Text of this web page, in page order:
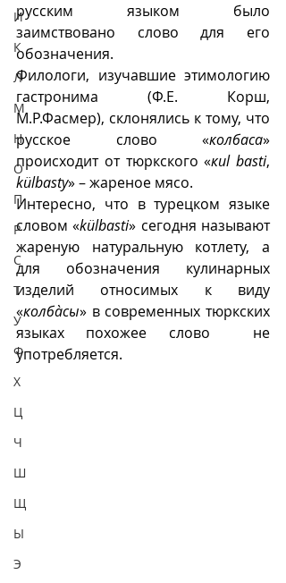
И
К
Л
М
Н
О
П
Р
С
Т
У
Ф
Х
Ц
Ч
Ш
Щ
Ы
Э
русским языком было
заимствовано слово для его
обозначения.
Филологи, изучавшие этимологию
гастронима (Ф.Е. Корш,
М.Р.Фасмер), склонялись к тому, что
русское слово «колбаса»
происходит от тюркского «кul basti
külbasty» – жареное мясо.
Интересно, что в турецком языке
словом «külbasti» сегодня называют
жареную натуральную котлету, а
для обозначения кулинарных
изделий относимых к виду
«колбàсы» в современных тюркских
языках похожее слово  не
употребляется.